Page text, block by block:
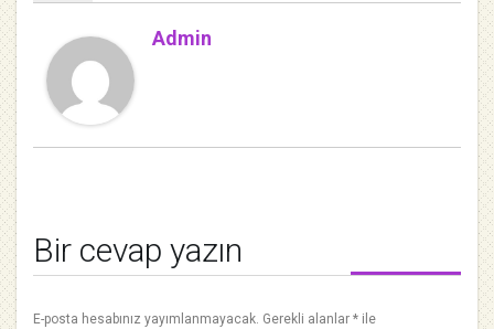
Admin
Bir cevap yazın
E-posta hesabınız yayımlanmayacak. Gerekli alanlar * ile